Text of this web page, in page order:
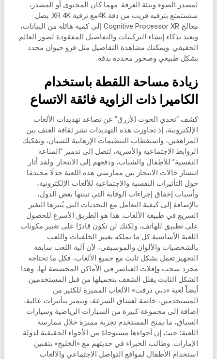
لمصدر الضوء وبيئة الغرفة. مهما كان المحتوى أو المصدر،
ستستمتع بترفيه قريب من دقة 4K‏مع ترقية XR 4K. يصل
معالج Cognitive Processor XR إلى كمية هائلة من البيانات،
ويعيد بذكاء إنشاء التركيبات والتفاصيل المفقودة لصور العالم
الحقيقي. ويمكنك مشاهدة التفاصيل مثل فرو حيوان محدد
بشكل طبيعي وصخور محددة بدقة.
زيادة مساحة اللقطة باستخدام
الكاميرا ذات الزاوية فائقة الاتساع
كشف “تحدي الحوت الأزرق” عن تصاعد تهديدات الألعاب
الإلكترونية، إذ تجاوزت هذه التهديدات نشر ثقافة العنف بين
المراهقين، واستقطاب التنظيمات الإرهابية للشبان، وتفكيك
الروابط الاجتماعية والأسرية، لتصل إلى تدمير “المناعة
النفسية” للأطفال والشباب، ودفعهم إلى الانتحار. ولقد أثار
انتشار حالات الانتحار بين ممارسي هذه اللعبة جدلًا محتدمًا
حول التأثيرات النفسية والاجتماعية للألعاب الإلكترونية،
وأسباب إخفاق إجراءات الوقاية التي تبنتها بعض الدول،
بالإضافة إلى كيفية التعامل مع التحديات التي يُثيرها التغير
السريع في طبيعة الألعاب. هذا هو الطريق الأسرع للحصول
على تطبيق للهاتف، ولكنك لن تكون قادرًا على تغيير مكونات
اللعبة الأساسية كل ما تملكه تغيير الخلفيات واللعب
بالشخصيات والألوان والموسيقى، لآن آلية اللعب سابقة
التجهيز تعمل بشكل ثابت مع جميع الألعاب، فكل ما تحتاجه
مجرد سحب وإفلات العناصر في الأماكن المخصصة لها، وهذا
الشكل الثابت يقلل الشغف بتحميلها من قبل المستخدمين.
أيضاً لعبة «دبي درفت» الألعاب المميزة للكثير من
المستخدمين، خاصة لعشاق السرعة، وتتميز بتأثيرات عالية،
إضافة إلى مجموعة كبيرة من السيارات الرياضية وسيارات
السباق، ما يمنح المستخدم تجربة مميزة خلال ممارسة
اللعبة؛ حيث إن أجواءها مستوحاة من الأجواء الحقيقية لدولة
الإمارات. وطالب الخبراء في حديثهم مع «الخليج» بتقنين
استخدام الأطفال لمواقع التواصل الاجتماعي والألعاب